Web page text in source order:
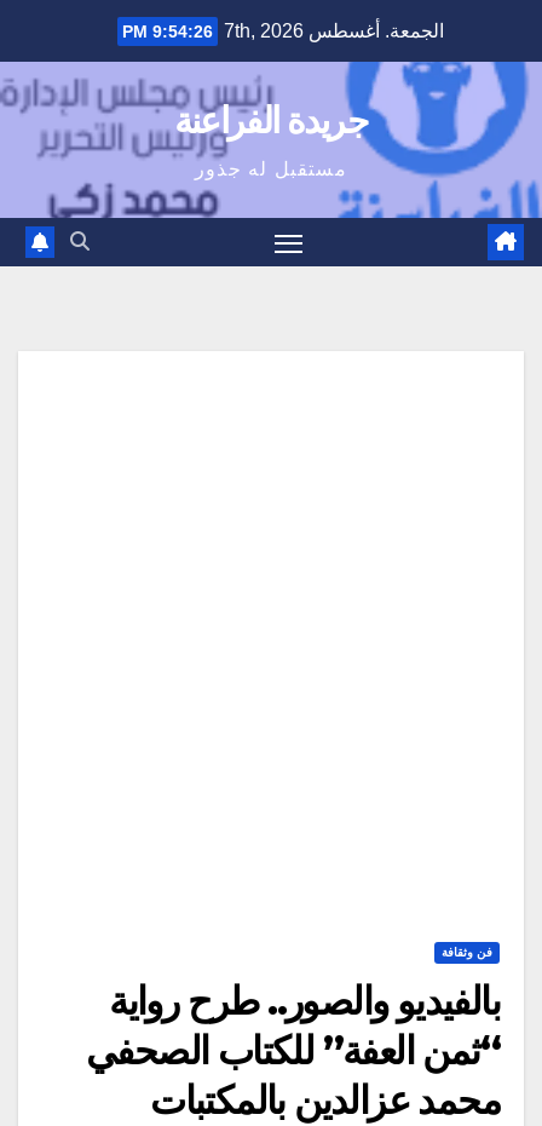
content
الجمعة. أغسطس 7th, 2026 9:54:27 PM
جريدة الفراعنة
مستقبل له جذور
فن وثقافة
بالفيديو والصور.. طرح رواية
“ثمن العفة” للكتاب الصحفي
محمد عزالدين بالمكتبات